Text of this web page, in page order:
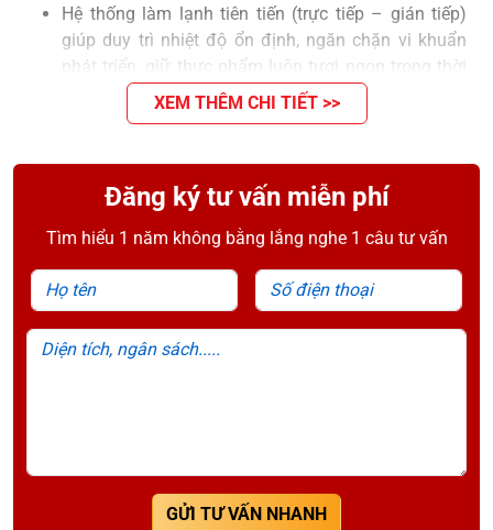
Hệ thống làm lạnh tiên tiến (trực tiếp – gián tiếp)
giúp duy trì nhiệt độ ổn định, ngăn chặn vi khuẩn
phát triển, giữ thực phẩm luôn tươi ngon trong thời
gian dài.
Kết hợp đa dạng chế độ bảo quản (làm mát – đông
Trang bị gas R290 kết hợp dàn lạnh bằng đồng
nguyên chất, giúp giảm thiểu chi phí vận hành và
đảm bảo hiệu suất làm mát tối ưu.
Tủ có kệ chứa linh hoạt, dễ dàng sắp xếp thực
phẩm theo nhu cầu.
Cửa kính trong suốt dễ quan sát thực phẩm bên
trong mà không cần mở tủ, hạn chế thất thoát hơi
trí không gian trở nên thuận tiện hơn.
Phù hợp với nhiều mô hình kinh doanh như: Quán
XEM THÊM CHI TIẾT >>
Đăng ký tư vấn miễn phí
Tìm hiểu 1 năm không bằng lắng nghe 1 câu tư vấn
Số điện thoại
GỬI TƯ VẤN NHANH